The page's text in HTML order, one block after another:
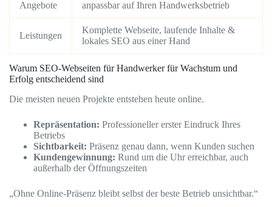
Angebote
anpassbar auf Ihren Handwerksbetrieb
Leistungen
Komplette Webseite, laufende Inhalte &
lokales SEO aus einer Hand
Warum SEO-Webseiten für Handwerker für Wachstum und
Erfolg entscheidend sind
Die meisten neuen Projekte entstehen heute online.
Repräsentation: Professioneller erster Eindruck Ihres
Betriebs
Sichtbarkeit: Präsenz genau dann, wenn Kunden suchen
Kundengewinnung: Rund um die Uhr erreichbar, auch
außerhalb der Öffnungszeiten
„Ohne Online-Präsenz bleibt selbst der beste Betrieb unsichtbar.“